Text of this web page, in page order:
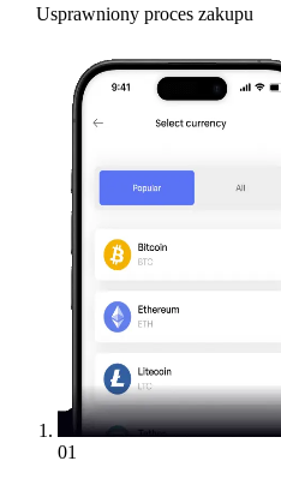
Usprawniony proces zakupu
01